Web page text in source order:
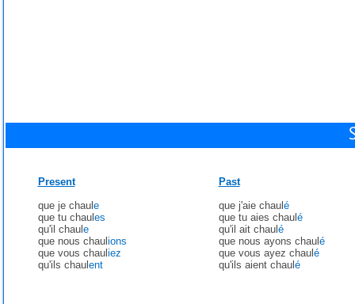
Present
que je chaul e
que tu chaul es
qu'il chaul e
que nous chaul ions
que vous chaul iez
qu'ils chaul ent
Past
que j'aie chaul é
que tu aies chaul é
qu'il ait chaul é
que nous ayons chaul é
que vous ayez chaul é
qu'ils aient chaul é